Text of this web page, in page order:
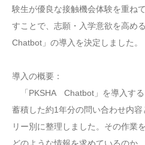
験生が優良な接触機会体験を重ね
すことで、志願・入学意欲を高め
Chatbot」の導入を決定しました。
導入の概要：
「PKSHA Chatbot」を導入する
蓄積した約1年分の問い合わせ内
リー別に整理しました。その作業
どのような情報を求めているのか